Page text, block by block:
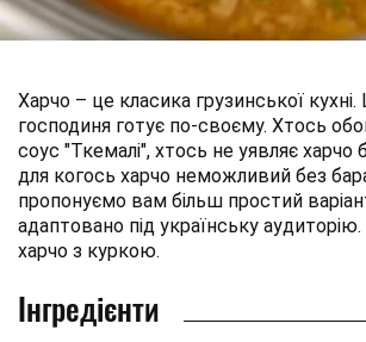
Харчо – це класика грузинської
господиня готує по-своєму. Хтось
соус "Ткемалі", хтось не уявляє харчо
для когось харчо неможливий без
пропонуємо вам більш простий
адаптовано під українську
харчо з куркою.
Інгредієнти